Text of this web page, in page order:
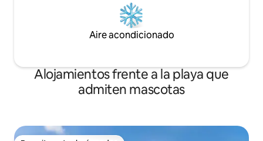
Aire acondicionado
Alojamientos frente a la playa que
admiten mascotas